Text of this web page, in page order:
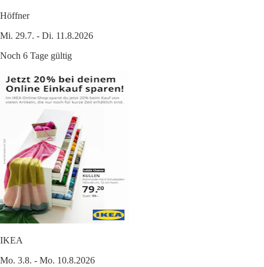
Höffner
Mi. 29.7. - Di. 11.8.2026
Noch 6 Tage gültig
IKEA
Mo. 3.8. - Mo. 10.8.2026